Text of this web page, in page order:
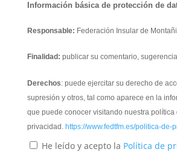
Información básica de protección de
Responsable: Federación Insular de
Finalidad: publicar su comentario,
Derechos: puede ejercitar su derecho de
supresión y otros, tal como aparece en la
que puede conocer visitando nuestra política
privacidad. https://www.fedtfm.es/politica-de-
He leído y acepto la Política de